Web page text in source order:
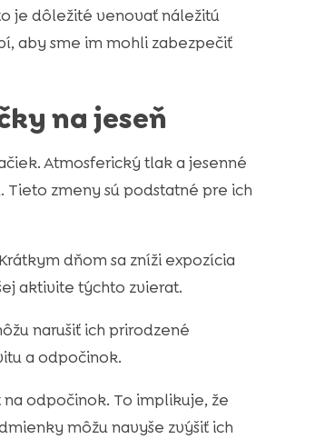
je dôležité venovať náležitú
aby sme im mohli zabezpečiť
na jeseň
Atmosferický tlak a jesenné
zmeny sú podstatné pre ich
dňom sa zníži expozícia
aktivite týchto zvierat.
narušiť ich prirodzené
a odpočinok.
odpočinok. To implikuje, že
môžu navyše zvýšiť ich